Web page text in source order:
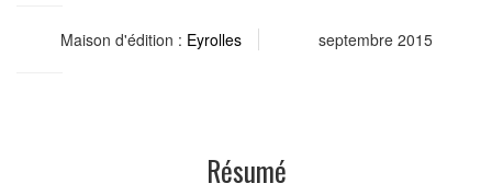
Maison d'édition : Eyrolles septembre 2015
Résumé